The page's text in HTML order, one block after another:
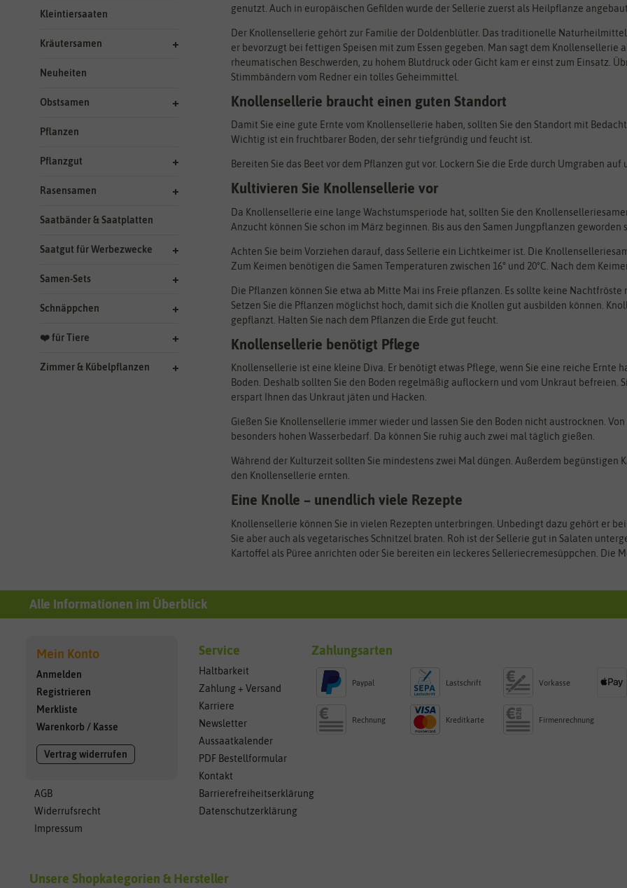
Kleintiersaaten
Kräutersamen
Neuheiten
Obstsamen
Pflanzen
Pflanzgut
Rasensamen
Saatbänder & Saatplatten
Saatgut für Werbezwecke
Samen-Sets
Schnäppchen
❤️ für Tiere
Zimmer & Kübelpflanzen
genutzt. Auch in europäischen Gefilden wurde der Sellerie zuerst als Heilpflanze
Der Knollensellerie gehört zur Familie der Doldenblütler. Das traditionelle
er bevorzugt bei fettigen Speisen mit zum Essen gegeben. Man sagt dem Knollensellerie
rheumatischen Beschwerden, zu hohem Blutdruck oder Gicht kam er einst zum Einsatz.
Stimmbändern vom Redner ein tolles Geheimmittel.
Knollensellerie braucht einen guten Standort
Damit Sie eine gute Ernte vom Knollensellerie haben, sollten Sie den Standort mit
Wichtig ist ein fruchtbarer Boden, der sehr tiefgründig und feucht ist.
Bereiten Sie das Beet vor dem Pflanzen gut vor. Lockern Sie die Erde durch Umgraben
Kultivieren Sie Knollensellerie vor
Da Knollensellerie eine lange Wachstumsperiode hat, sollten Sie den
Anzucht können Sie schon im März beginnen. Bis aus den Samen Jungpflanzen geworden
Achten Sie beim Vorziehen darauf, dass Sellerie ein Lichtkeimer ist. Die
Zum Keimen benötigen die Samen Temperaturen zwischen 16° und 20°C. Nach dem
Die Pflanzen können Sie etwa ab Mitte Mai ins Freie pflanzen. Es sollte keine
Setzen Sie die Pflanzen möglichst hoch, damit sich die Knollen gut ausbilden können.
gepflanzt. Halten Sie nach dem Pflanzen die Erde gut feucht.
Knollensellerie benötigt Pflege
Knollensellerie ist eine kleine Diva. Er benötigt etwas Pflege, wenn Sie eine reiche
Boden. Deshalb sollten Sie den Boden regelmäßig auflockern und vom Unkraut befreien.
erspart Ihnen das Unkraut jäten und Hacken.
Gießen Sie Knollensellerie immer wieder und lassen Sie den Boden nicht austrocknen.
besonders hohen Wasserbedarf. Da können Sie ruhig auch zwei mal täglich gießen.
Während der Kulturzeit sollten Sie mindestens zwei Mal düngen. Außerdem begünstigen
den Knollensellerie ernten.
Eine Knolle – unendlich viele Rezepte
Knollensellerie können Sie in vielen Rezepten unterbringen. Unbedingt dazu gehört er
Sie aber auch als vegetarisches Schnitzel braten. Roh ist der Sellerie gut in Salaten
Kartoffel als Püree anrichten oder Sie bereiten ein leckeres Selleriecremesüppchen. Die
Alle Informationen im Überblick
Mein Konto
Anmelden
Registrieren
Merkliste
Warenkorb / Kasse
Vertrag widerrufen
AGB
Widerrufsrecht
Impressum
Service
Haltbarkeit
Zahlung + Versand
Karriere
Newsletter
Aussaatkalender
PDF Bestellformular
Kontakt
Barrierefreiheitserklärung
Datenschutzerklärung
Zahlungsarten
Paypal Lastschrift Vorkasse
Rechnung Kreditkarte Firmenrechnung
Unsere Shopkategorien & Hersteller